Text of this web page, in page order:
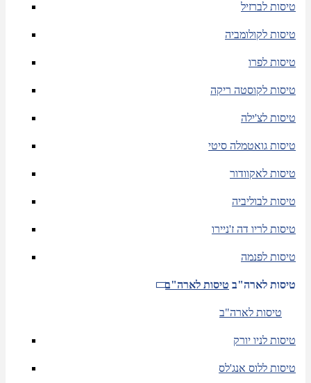
טיסות לברזיל
טיסות לקולומביה
טיסות לפרו
טיסות לקוסטה ריקה
טיסות לצ'ילה
טיסות גואטמלה סיטי
טיסות לאקוודור
טיסות לבוליביה
טיסות לריו דה ז'ניירו
טיסות לפנמה
טיסות לארה"ב טיסות לארה"ב
טיסות לארה"ב
טיסות לניו יורק
טיסות ללוס אנג'לס